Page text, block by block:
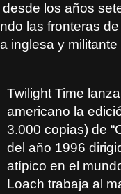
los años
las fronteras
inglesa y militante
Twilight Time
americano la
3.000 copias) de
del año 1996
atípico en el
Loach trabaja al